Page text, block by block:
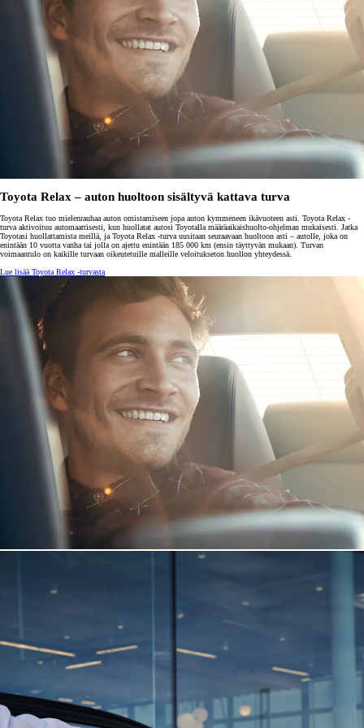
Toyota Relax – auton huoltoon sisältyvä kattava turva
Toyota Relax tuo mielenrauhaa auton omistamiseen jopa auton kymmeneen ikävuoteen asti. Toyota Relax -
turva aktivoituu automaattisesti, kun huollatat autosi Toyotalla määräaikaishuolto-ohjelman mukaisesti. Jatka
Toyotasi huollattamista meillä, ja Toyota Relax -turva uusitaan seuraavaan huoltoon asti – autolle, joka on
enintään 10 vuotta vanha tai jolla on ajettu enintään 185 000 km (ensin täyttyvän mukaan). Turvan
voimaantulo on kaikille turvaan oikeutetuille malleille veloitukseton huollon yhteydessä.
Lue lisää Toyota Relax -turvasta